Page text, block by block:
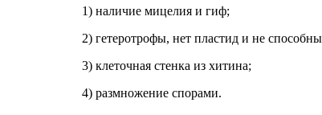
1) наличие мицелия и гиф;
2) гетеротрофы, нет пластид и не
3) клеточная стенка из хитина;
4) размножение спорами.